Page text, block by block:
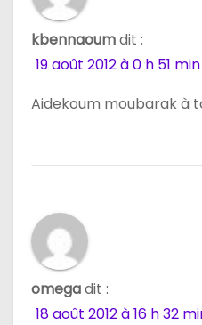
e
r
c
kbennaoumdit :
19 août 2012 à 0 h 51 min
Aidekoum moubarak à
omegadit :
18 août 2012 à 16 h 32